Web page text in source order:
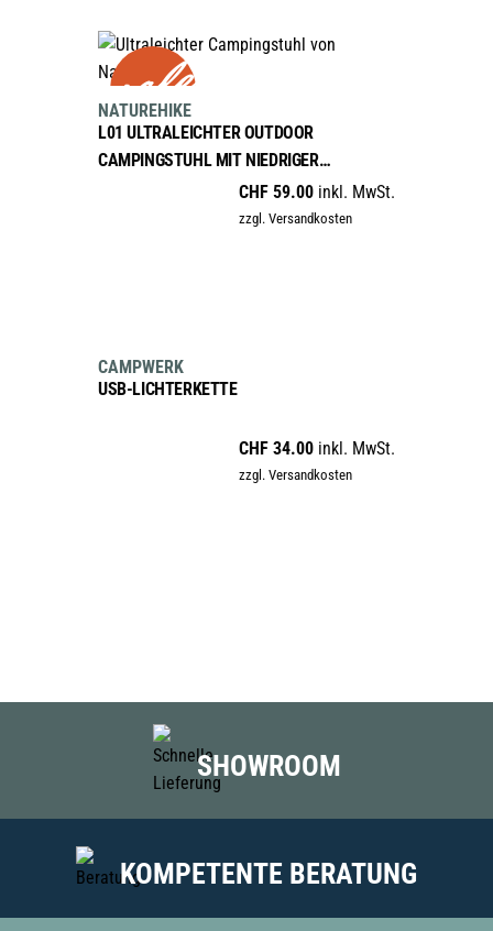
saleAUSFÜHRUNG WÄHLEN
weist
mehrere
Varianten
auf.
L01 ULTRALEICHTER OUTDOOR
CAMPINGSTUHL MIT NIEDRIGER
CHF 59.00 inkl. MwSt.
zzgl. Versandkosten
NATUREHIKE
USB-LICHTERKETTE
CHF 34.00 inkl. MwSt.
zzgl. Versandkosten
CAMPWERK
SHOWROOM
KOMPETENTE BERATUNG